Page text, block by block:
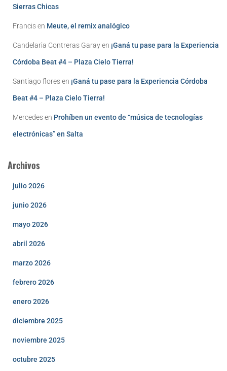
Sierras Chicas
Francisen Meute, el remix analógico
Candelaria Contreras Garayen ¡Ganá tu pase para la Experiencia
Córdoba Beat #4 – Plaza Cielo Tierra!
Santiago floresen ¡Ganá tu pase para la Experiencia Córdoba
Beat #4 – Plaza Cielo Tierra!
Mercedesen Prohíben un evento de “música de tecnologías
electrónicas” en Salta
Archivos
julio 2026
junio 2026
mayo 2026
abril 2026
marzo 2026
febrero 2026
enero 2026
diciembre 2025
noviembre 2025
octubre 2025